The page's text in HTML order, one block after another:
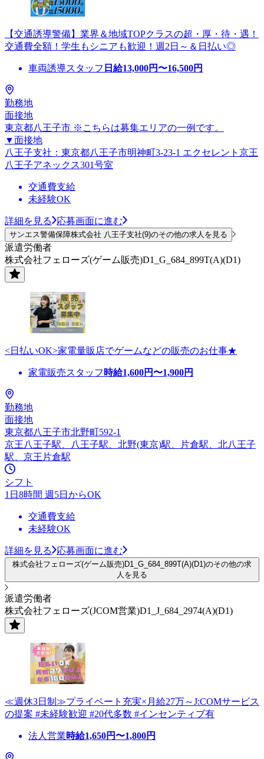
【交通誘導警備】業界＆地域TOPクラスの超・厚・待・遇！
交通費全額！学生もシニアも歓迎！週2日～＆日払い◎
車両誘導スタッフ 日給13,000円〜16,500円
勤務地
面接地
東京都八王子市 ※こちらは募集エリアの一例です。
▼面接地
八王子支社：東京都八王子市明神町3-23-1 エクセレント京王
八王子アネックス301号室
交通費支給
未経験OK
詳細を見る 応募画面に進む
サンエス警備保障株式会社 八王子支社(9)のその他の求人を見る
派遣労働者
株式会社フェローズ(ゲーム販売)D1_G_684_899T(A)(D1)
<日払いOK>家電量販店でゲームなどの販売のお仕事★
家電販売スタッフ 時給1,600円〜1,900円
勤務地
面接地
東京都八王子市北野町592-1
京王八王子駅、八王子駅、北野(東京)駅、片倉駅、北八王子
駅、京王片倉駅
シフト
1日8時間 週5日からOK
交通費支給
未経験OK
詳細を見る 応募画面に進む
株式会社フェローズ(ゲーム販売)D1_G_684_899T(A)(D1)のその他の求
人を見る
派遣労働者
株式会社フェローズ(JCOM営業)D1_J_684_2974(A)(D1)
≪週休3日制≫プライベート充実×月給27万～J:COMサービス
の提案 #未経験歓迎 #20代多数 #インセンティブ有
法人営業時給1,650円〜1,800円